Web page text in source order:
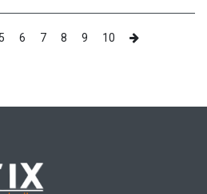
5 6 7 8 9 10